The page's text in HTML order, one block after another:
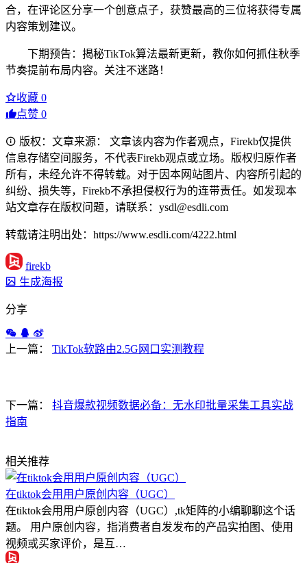
合，在评论区分享一个创意点子，获赞最高的三位将获得专属
内容策划建议。
下期预告：揭秘TikTok算法最新更新，教你如何抓住秋季
节奏提前布局内容。关注不迷路！
收藏 0
点赞 0
版权：文章来源： 文章该内容为作者观点，Firekb仅提供
信息存储空间服务，不代表Firekb观点或立场。版权归原作者
所有，未经允许不得转载。对于因本网站图片、内容所引起的
纠纷、损失等，Firekb不承担侵权行为的连带责任。如发现本
站文章存在版权问题，请联系：ysdl@esdli.com
转载请注明出处：https://www.esdli.com/4222.html
firekb
生成海报
分享
上一篇： TikTok软路由2.5G网口实测教程
下一篇：
抖音爆款视频数据必备：无水印批量采集工具实战
指南
相关推荐
在tiktok会用用户原创内容（UGC）
在tiktok会用用户原创内容（UGC）,tk矩阵的小编聊聊这个话
题。 用户原创内容，指消费者自发发布的产品实拍图、使用
视频或买家评价，是互…